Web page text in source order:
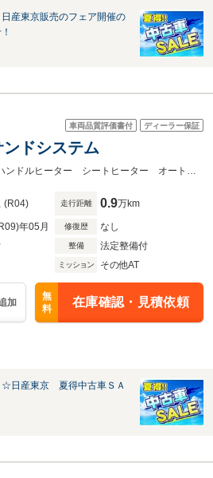
産東京販売のフェア開催の
車両品質評価書付 ディーラー保証
ドシステム
１２.３インチＥＶ専用純正メモリーナビ・フルセグＴＶ アラウンドビューＭハンドルヒーター シートヒーター オートバックドア アンビエントライティング ガラスルーフ
(R04) 走行距離 0.9万km
年05月 修復歴 なし
整備 法定整備付
ミッション その他AT
加
無
料
在庫確認・見積依頼
☆日産東京 夏得中古車ＳＡ